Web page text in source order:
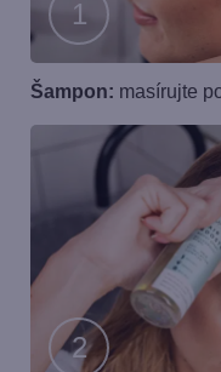
Krok
1
Šampon: masírujte